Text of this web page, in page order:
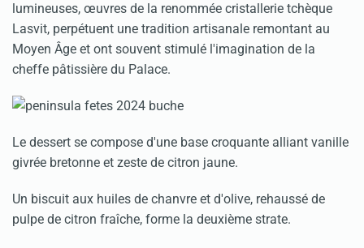
lumineuses, œuvres de la renommée cristallerie tchèque
Lasvit, perpétuent une tradition artisanale remontant au
Moyen Âge et ont souvent stimulé l'imagination de la
cheffe pâtissière du Palace.
Le dessert se compose d'une base croquante alliant vanille
givrée bretonne et zeste de citron jaune.
Un biscuit aux huiles de chanvre et d'olive, rehaussé de
pulpe de citron fraîche, forme la deuxième strate.